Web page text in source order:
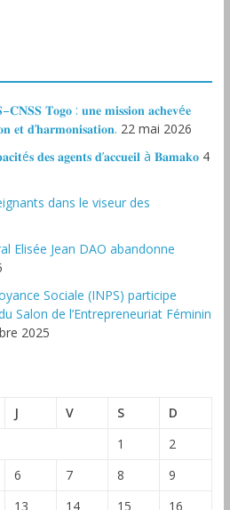
𝐓𝐨𝐠𝐨 : 𝐮𝐧𝐞 𝐦𝐢𝐬𝐬𝐢𝐨𝐧 𝐚𝐜𝐡𝐞𝐯é𝐞
𝐞𝐭 𝐝’𝐡𝐚𝐫𝐦𝐨𝐧𝐢𝐬𝐚𝐭𝐢𝐨𝐧. 22 mai 2026
𝐝𝐞𝐬 𝐚𝐠𝐞𝐧𝐭𝐬 𝐝’𝐚𝐜𝐜𝐮𝐞𝐢𝐥 à 𝐁𝐚𝐦𝐚𝐤𝐨 4
dans le viseur des
Elisée Jean DAO abandonne
Sociale (INPS) participe
Salon de l’Entrepreneuriat Féminin
2025
J V S D
1
2
6 7 8
9
13 14 15
16